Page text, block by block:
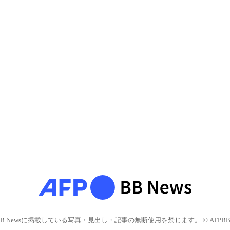
Newsに掲載している写真・見出し・記事の無断使用を禁じます。 © AFPBB